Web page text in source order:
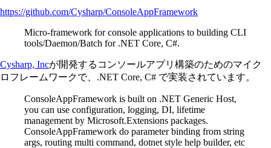
https://github.com/Cysharp/ConsoleAppFramework
Micro-framework for console applications to building CLI
tools/Daemon/Batch for .NET Core, C#.
Cysharp, Incが開発するコンソールアプリ構築のためのマイク
ロフレームワークで、.NET Core, C# で実装されています。
ConsoleAppFramework is built on .NET Generic Host,
you can use configuration, logging, DI, lifetime
management by Microsoft.Extensions packages.
ConsoleAppFramework do parameter binding from string
args, routing multi command, dotnet style help builder, etc